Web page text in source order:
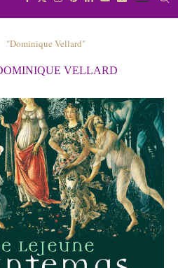
"Dominique Vellard"
VELLARD